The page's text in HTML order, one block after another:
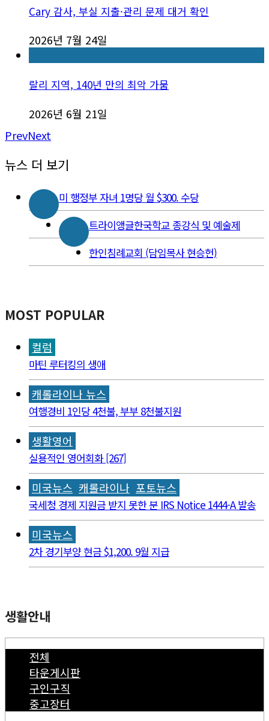
Cary 감사, 부실 지출·관리 문제 대거 확인
2026년 7월 24일
랄리 지역, 140년 만의 최악 가뭄
2026년 6월 21일
PrevNext
뉴스 더 보기
미 행정부 자녀 1명당 월 $300. 수당
트라이앵글한국학교 종강식 및 예술제
한인침례교회 (담임목사 현승헌)
MOST POPULAR
컬럼
마틴 루터킹의 생애
캐롤라이나 뉴스
여행경비 1인당 4천불, 부부 8천불지원
생활영어
실용적인 영어회화 [267]
미국뉴스 캐롤라이나 포토뉴스
국세청 경제 지원금 받지 못한 분 IRS Notice 1444-A 발송
미국뉴스
2차 경기부양 현금 $1,200. 9월 지급
생활안내
전체
타운게시판
구인구직
중고장터